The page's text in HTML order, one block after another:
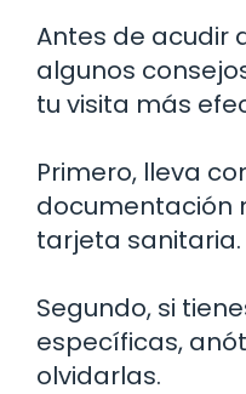
Antes de acudir
algunos
tu visita más
Primero, lleva
documentación
tarjeta sanitaria.
Segundo, si
específicas,
olvidarlas.